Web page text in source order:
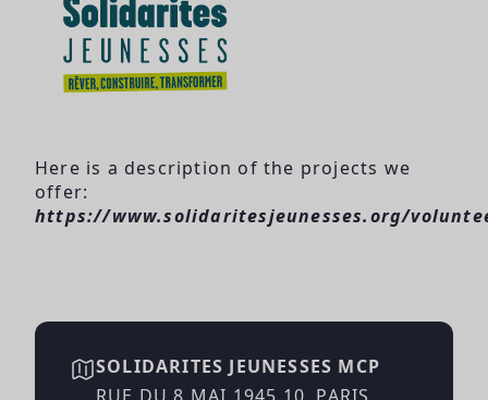
Here is a description of the projects we
offer:
https://www.solidaritesjeunesses.org/
SOLIDARITES JEUNESSES MCP